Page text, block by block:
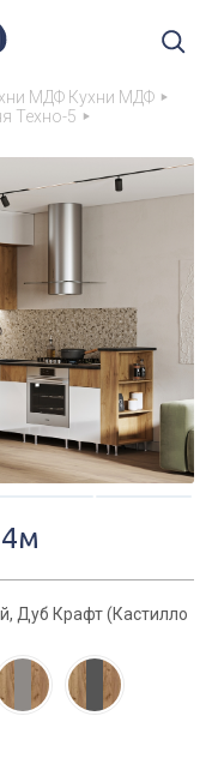
МДФ Кухни МДФ
Техно-5
Дуб Крафт (Кастилло